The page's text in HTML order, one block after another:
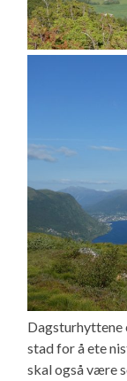
Dagsturhyttene
stad for å ete
skal også være